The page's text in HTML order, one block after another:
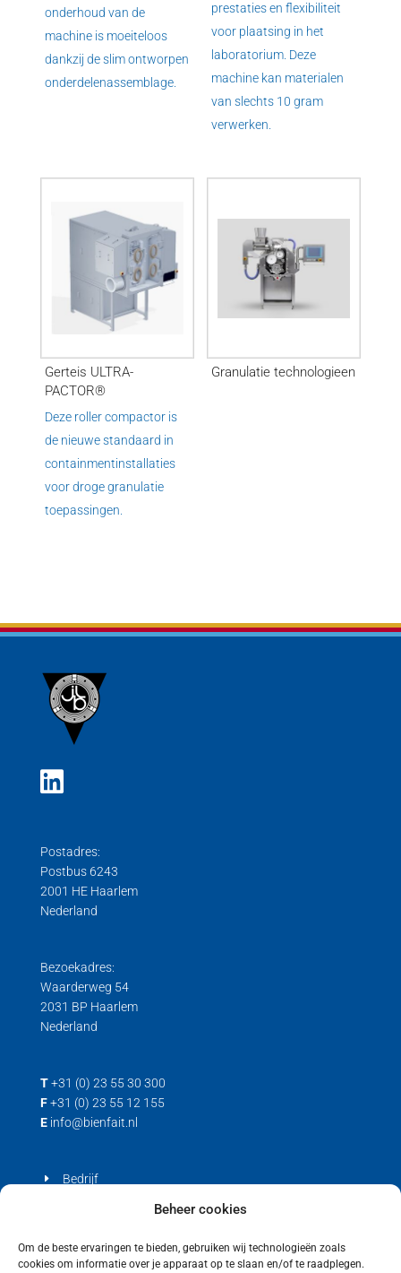
Beheer cookies
Om de beste ervaringen te bieden, gebruiken wij technologieën zoals
cookies om informatie over je apparaat op te slaan en/of te raadplegen.
onderhoud van de
machine is moeiteloos
dankzij de slim ontworpen
onderdelenassemblage.
prestaties en flexibiliteit
voor plaatsing in het
laboratorium. Deze
machine kan materialen
van slechts 10 gram
verwerken.
Gerteis ULTRA-
PACTOR®
Deze roller compactor is
de nieuwe standaard in
containmentinstallaties
voor droge granulatie
toepassingen.
Granulatie technologieen
Postadres:
Postbus 6243
2001 HE Haarlem
Nederland
Bezoekadres:
Waarderweg 54
2031 BP Haarlem
Nederland
T +31 (0) 23 55 30 300
F +31 (0) 23 55 12 155
E info@bienfait.nl
Bedrijf